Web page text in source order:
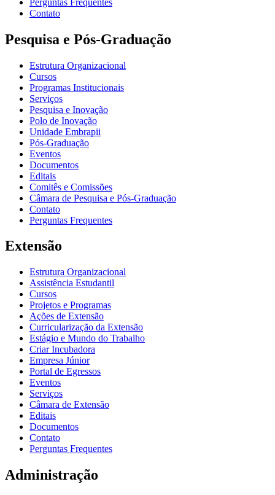
Contato
Pesquisa e Pós-Graduação
Estrutura Organizacional
Cursos
Programas Institucionais
Serviços
Pesquisa e Inovação
Polo de Inovação
Unidade Embrapii
Pós-Graduação
Eventos
Documentos
Editais
Comitês e Comissões
Câmara de Pesquisa e Pós-Graduação
Contato
Perguntas Frequentes
Extensão
Estrutura Organizacional
Assistência Estudantil
Cursos
Projetos e Programas
Ações de Extensão
Curricularização da Extensão
Estágio e Mundo do Trabalho
Criar Incubadora
Empresa Júnior
Portal de Egressos
Eventos
Serviços
Câmara de Extensão
Editais
Documentos
Contato
Perguntas Frequentes
Administração